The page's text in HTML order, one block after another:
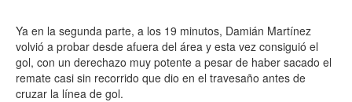
Ya en la segunda parte, a los 19 minutos, Damián Martínez
volvió a probar desde afuera del área y esta vez consiguió el
gol, con un derechazo muy potente a pesar de haber sacado el
remate casi sin recorrido que dio en el travesaño antes de
cruzar la línea de gol.